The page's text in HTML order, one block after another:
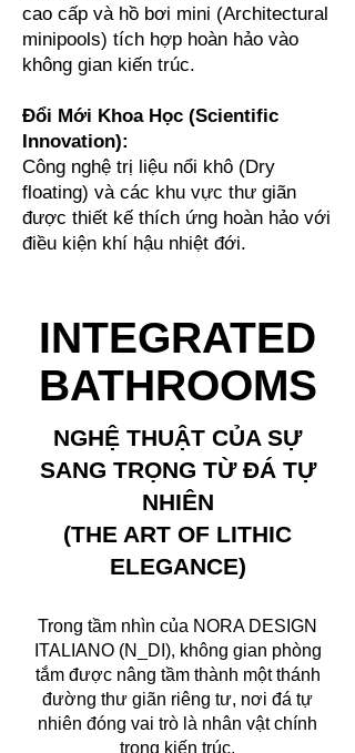
cao cấp và hồ bơi mini (Architectural
minipools) tích hợp hoàn hảo vào
không gian kiến trúc.
Đổi Mới Khoa Học (Scientific
Innovation):
Công nghệ trị liệu nổi khô (Dry
floating) và các khu vực thư giãn
được thiết kế thích ứng hoàn hảo với
điều kiện khí hậu nhiệt đới.
INTEGRATED
BATHROOMS
NGHỆ THUẬT CỦA SỰ
SANG TRỌNG TỪ ĐÁ TỰ
NHIÊN
(THE ART OF LITHIC
ELEGANCE)
Trong tầm nhìn của NORA DESIGN
ITALIANO (N_DI), không gian phòng
tắm được nâng tầm thành một thánh
đường thư giãn riêng tư, nơi đá tự
nhiên đóng vai trò là nhân vật chính
trong kiến trúc.